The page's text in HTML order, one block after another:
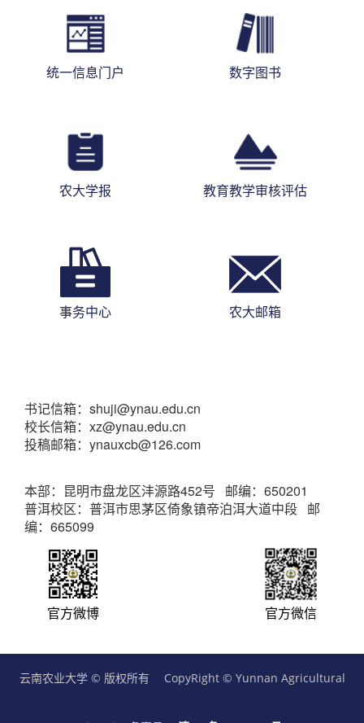
统一信息门户 数字图书
农大学报 教育教学审核评估
事务中心 农大邮箱
书记信箱：shuji@ynau.edu.cn
校长信箱：xz@ynau.edu.cn
投稿邮箱：ynauxcb@126.com
本部：昆明市盘龙区沣源路452号 邮编：650201
普洱校区：普洱市思茅区倚象镇帝泊洱大道中段 邮
编：665099
官方微信
官方微博
云南农业大学 © 版权所有 CopyRight © Yunnan Agricultural